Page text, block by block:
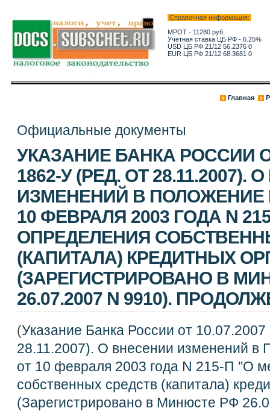
Справочная информация:
МРОТ - 11280 руб.
Учетная ставка ЦБ РФ - 6.25%
USD ЦБ РФ 21/12 56.2376 0
EUR ЦБ РФ 21/12 68.3681 0
Главная
Официальные документы
УКАЗАНИЕ БАНКА РОССИИ
1862-У (РЕД. ОТ 28.11.2007).
ИЗМЕНЕНИЙ В ПОЛОЖЕНИЕ
10 ФЕВРАЛЯ 2003 ГОДА N
ОПРЕДЕЛЕНИЯ
(КАПИТАЛА) КРЕДИТНЫХ
(ЗАРЕГИСТРИРОВАНО В
26.07.2007 N 9910).
(Указание Банка России от
28.11.2007). О внесении изменений в
от 10 февраля 2003 года N 215-П ''О
собственных средств (капитала)
(Зарегистрировано в Минюсте РФ